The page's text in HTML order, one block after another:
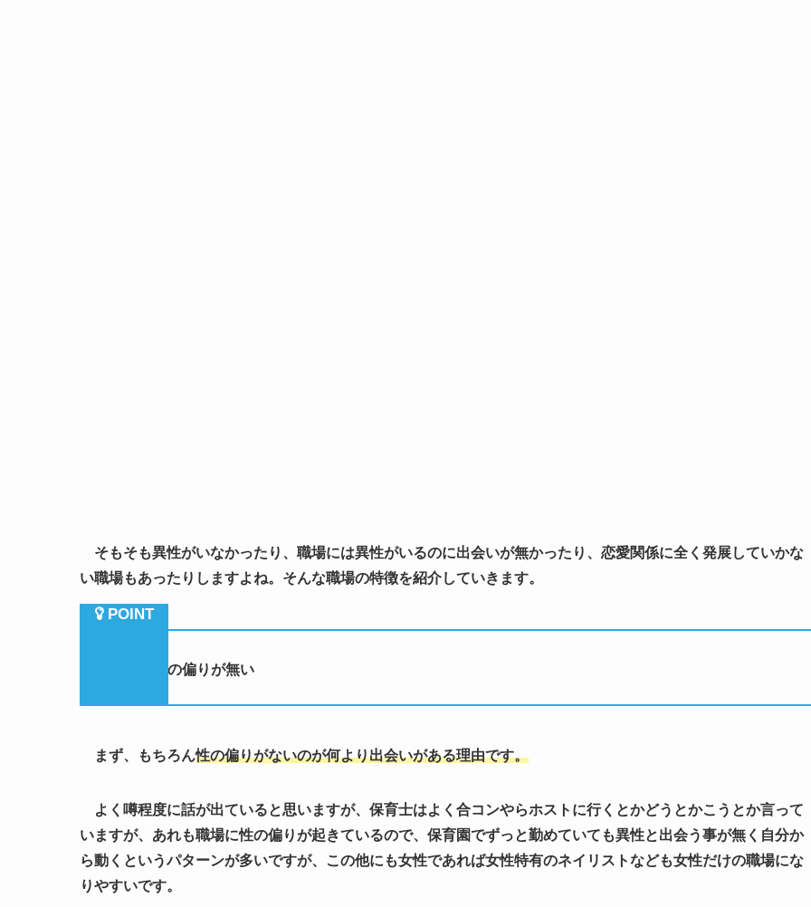
そもそも異性がいなかったり、職場には異性がいるのに出会いが無かったり、恋愛関係に全く発展していかな
い職場もあったりしますよね。そんな職場の特徴を紹介していきます。
（１）性の偏りが無い
まず、もちろん性の偏りがないのが何より出会いがある理由です。
よく噂程度に話が出ていると思いますが、保育士はよく合コンやらホストに行くとかどうとかこうとか言って
いますが、あれも職場に性の偏りが起きているので、保育園でずっと勤めていても異性と出会う事が無く自分か
ら動くというパターンが多いですが、この他にも女性であれば女性特有のネイリストなども女性だけの職場にな
りやすいです。